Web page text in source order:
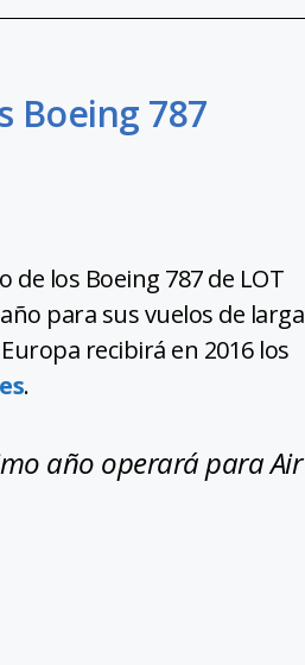
Boeing 787
los Boeing 787 de LOT
para sus vuelos de larga
recibirá en 2016 los
.
año operará para Air